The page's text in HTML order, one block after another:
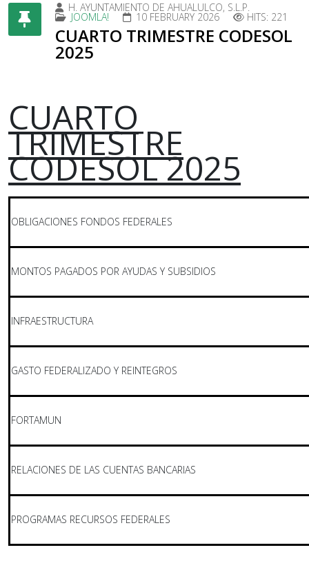
H. AYUNTAMIENTO DE AHUALULCO, S.L.P.
JOOMLA! 10 FEBRUARY 2026 HITS: 221
CUARTO TRIMESTRE CODESOL
2025
CUARTO
TRIMESTRE
CODESOL 2025
OBLIGACIONES FONDOS FEDERALES
MONTOS PAGADOS POR AYUDAS Y SUBSIDIOS
INFRAESTRUCTURA
GASTO FEDERALIZADO Y REINTEGROS
FORTAMUN
RELACIONES DE LAS CUENTAS BANCARIAS
PROGRAMAS RECURSOS FEDERALES